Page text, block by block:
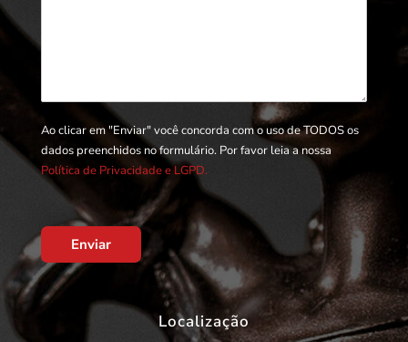
Ao clicar em "Enviar" você concorda com o uso de TODOS os
dados preenchidos no formulário. Por favor leia a nossa
Política de Privacidade e LGPD.
Enviar
Localização